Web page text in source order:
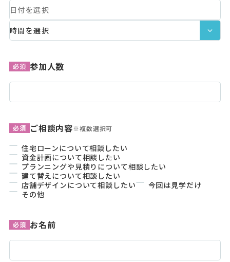
必須 参加人数
必須 ご相談内容※複数選択可
住宅ローンについて相談したい
資金計画について相談したい
プランニングや見積りについて相談したい
建て替えについて相談したい
店舗デザインについて相談したい
今回は見学だけ
その他
必須 お名前